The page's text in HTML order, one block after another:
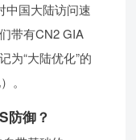
中国大陆访问速
带有CN2 GIA
为“大陆优化”的
。
防御？